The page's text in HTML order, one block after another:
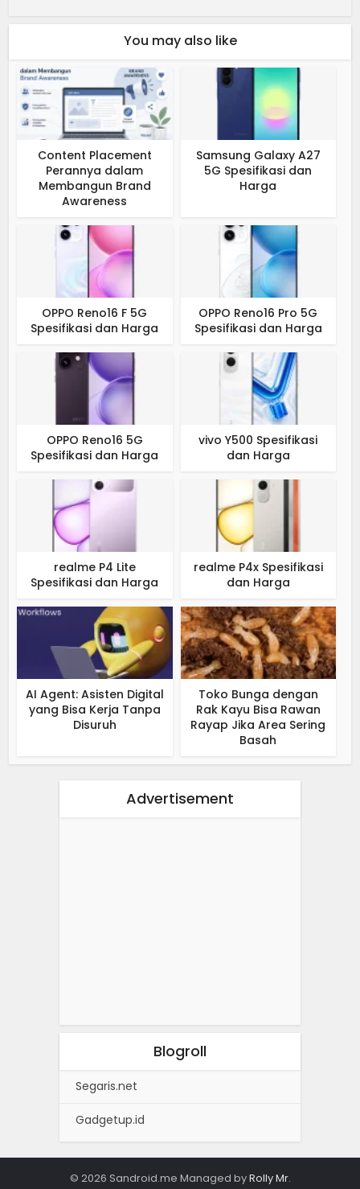
You may also like
Content Placement
Perannya dalam
Membangun Brand
Awareness
Samsung Galaxy A27
5G Spesifikasi dan
Harga
OPPO Reno16 F 5G
Spesifikasi dan Harga
OPPO Reno16 Pro 5G
Spesifikasi dan Harga
OPPO Reno16 5G
Spesifikasi dan Harga
vivo Y500 Spesifikasi
dan Harga
realme P4 Lite
Spesifikasi dan Harga
realme P4x Spesifikasi
dan Harga
AI Agent: Asisten Digital
yang Bisa Kerja Tanpa
Disuruh
Toko Bunga dengan
Rak Kayu Bisa Rawan
Rayap Jika Area Sering
Basah
Advertisement
Blogroll
Segaris.net
Gadgetup.id
© 2026 Sandroid.me Managed byRolly Mr.